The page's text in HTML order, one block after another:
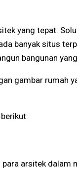
yang tepat.
banyak situs
bangunan
gambar rumah
arsitek